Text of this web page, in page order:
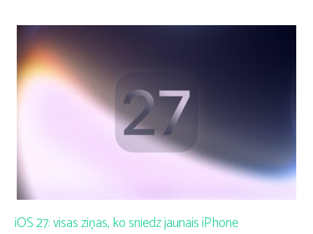
iOS 27: visas ziņas, ko sniedz jaunais iPhone